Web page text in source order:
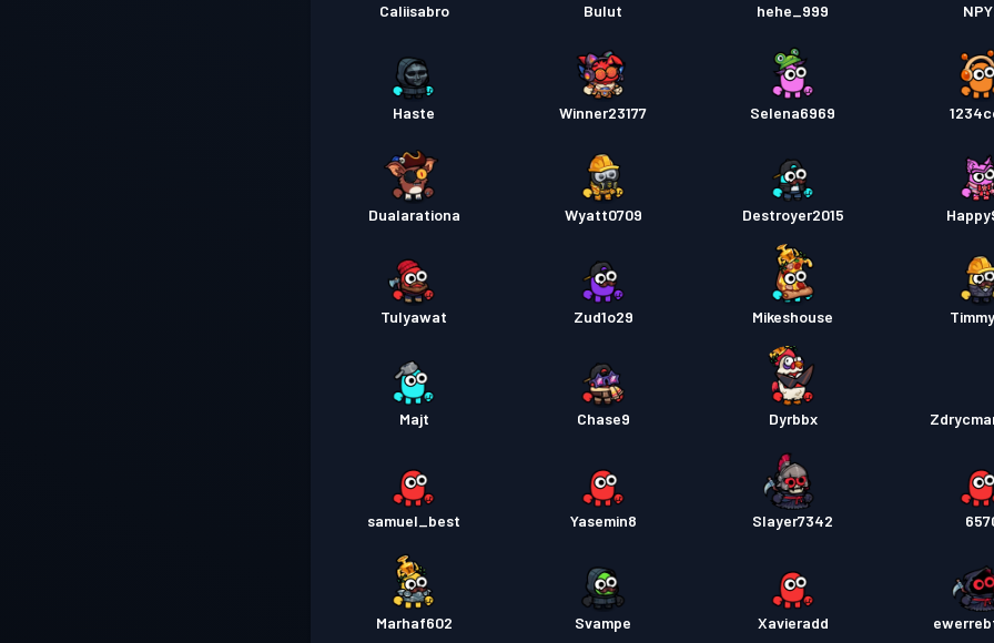
Caliisabro Bulut hehe_999
Haste Winner23177 Selena6969
Dualarationa Wyatt0709 Destroyer2015
Tulyawat Zud1o29 Mikeshouse
Majt Chase9 Dyrbbx
samuel_best Yasemin8 Slayer7342
Marhaf602 Svampe Xavieradd